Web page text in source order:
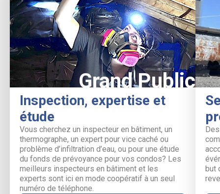
Grand Public
Inspection, expertise et
étude
Vous cherchez un inspecteur en bâtiment, un
thermographe, un expert pour vice caché ou
problème d’infiltration d’eau, ou pour une étude
du fonds de prévoyance pour vos condos? Les
meilleurs inspecteurs en bâtiment et les
experts sont ici en mode coopératif à un seul
numéro de téléphone.
but